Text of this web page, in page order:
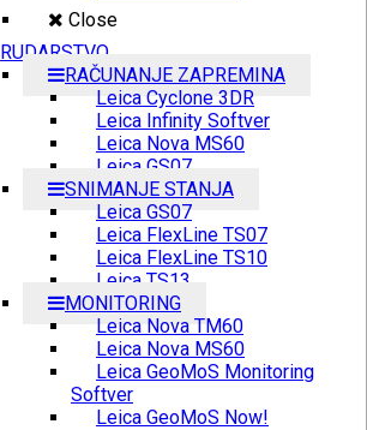
Close
RUDARSTVO
RAČUNANJE ZAPREMINA
Leica Cyclone 3DR
Leica Infinity Softver
Leica Nova MS60
Leica GS07
SNIMANJE STANJA
Leica GS07
Leica FlexLine TS07
Leica FlexLine TS10
Leica TS13
MONITORING
Leica Nova TM60
Leica Nova MS60
Leica GeoMoS Monitoring
Softver
Leica GeoMoS Now!